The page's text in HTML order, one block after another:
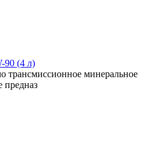
90 (4 л)
трансмиссионное минеральное
предназ